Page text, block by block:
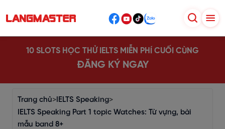
10 SLOTS HỌC THỬ IELTS MIỄN PHÍ CUỐI CÙNG
ĐĂNG KÝ NGAY
Trang chủ> IELTS Speaking>
IELTS Speaking Part 1 topic Watches: Từ vựng, bài
mẫu band 8+